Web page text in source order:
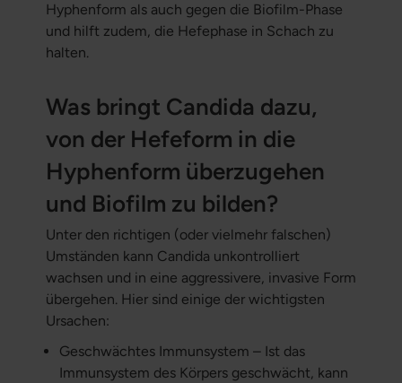
Hyphenform als auch gegen die Biofilm-Phase
und hilft zudem, die Hefephase in Schach zu
halten.
Was bringt Candida dazu,
von der Hefeform in die
Hyphenform überzugehen
und Biofilm zu bilden?
Unter den richtigen (oder vielmehr falschen)
Umständen kann Candida unkontrolliert
wachsen und in eine aggressivere, invasive Form
übergehen. Hier sind einige der wichtigsten
Ursachen:
Geschwächtes Immunsystem – Ist das
Immunsystem des Körpers geschwächt, kann